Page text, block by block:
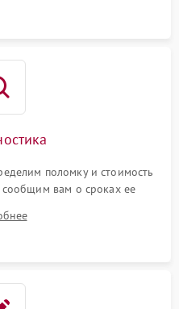
поломку и стоимость
сообщим вам о сроках ее